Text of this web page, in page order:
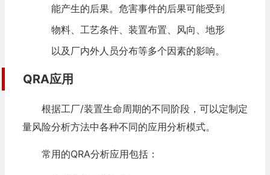
能产生的后果。危害事件的后果可能受到
物料、工艺条件、装置布置、风向、地形
以及厂内外人员分布等多个因素的影响。
QRA应用
根据工厂/装置生命周期的不同阶段，可以定制定
量风险分析方法中各种不同的应用分析模式。
常用的QRA分析应用包括：